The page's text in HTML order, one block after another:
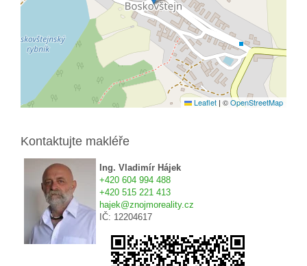
Leaflet | ©OpenStreetMap
Kontaktujte makléře
Ing. Vladimír Hájek
+420 604 994 488
+420 515 221 413
hajek@znojmoreality.cz
IČ: 12204617